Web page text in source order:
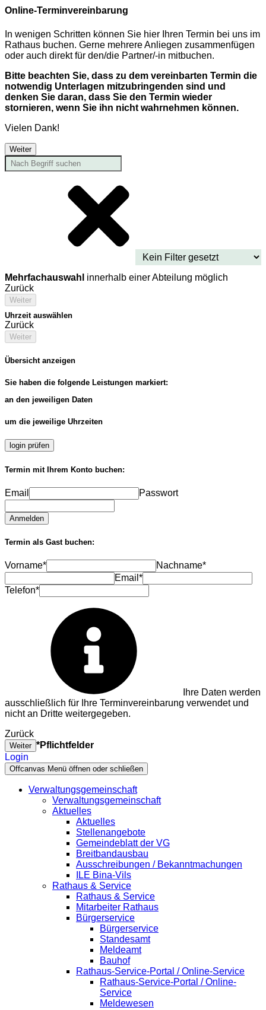
Online-Terminvereinbarung
In wenigen Schritten können Sie hier Ihren Termin bei uns im
Rathaus buchen. Gerne mehrere Anliegen zusammenfügen
oder auch direkt für den/die Partner/-in mitbuchen.
Bitte beachten Sie, dass zu dem vereinbarten Termin die
notwendig Unterlagen mitzubringenden sind und
denken Sie daran, dass Sie den Termin wieder
stornieren, wenn Sie ihn nicht wahrnehmen können.
Vielen Dank!
Weiter
Mehrfachauswahl innerhalb einer Abteilung möglich
Zurück
Weiter
Uhrzeit auswählen
Zurück
Weiter
Übersicht anzeigen
Sie haben die folgende Leistungen markiert:
an den jeweiligen Daten
um die jeweilige Uhrzeiten
login prüfen
Termin mit Ihrem Konto buchen:
Email Passwort
Anmelden
Termin als Gast buchen:
Vorname*
Nachname*
Email*
Telefon*
Ihre Daten werden
ausschließlich für Ihre Terminvereinbarung verwendet und
nicht an Dritte weitergegeben.
Zurück
Weiter *Pflichtfelder
Login
Offcanvas Menü öffnen oder schließen
Verwaltungsgemeinschaft
Verwaltungsgemeinschaft
Aktuelles
Aktuelles
Stellenangebote
Gemeindeblatt der VG
Breitbandausbau
Ausschreibungen / Bekanntmachungen
ILE Bina-Vils
Rathaus & Service
Rathaus & Service
Mitarbeiter Rathaus
Bürgerservice
Bürgerservice
Standesamt
Meldeamt
Bauhof
Rathaus-Service-Portal / Online-Service
Rathaus-Service-Portal / Online-
Service
Meldewesen